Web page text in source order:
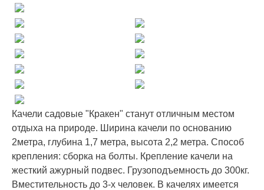
Качели садовые "Кракен" станут отличным местом
отдыха на природе. Ширина качели по основанию
2метра, глубина 1,7 метра, высота 2,2 метра. Способ
крепления: сборка на болты. Крепление качели на
жесткий ажурный подвес. Грузоподъемность до 300кг.
Вместительность до 3-х человек. В качелях имеется